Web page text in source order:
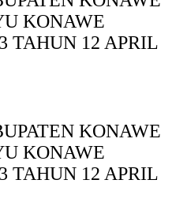
KONAWE
TAHUN 12 APRIL
KONAWE
KONAWE
TAHUN 12 APRIL